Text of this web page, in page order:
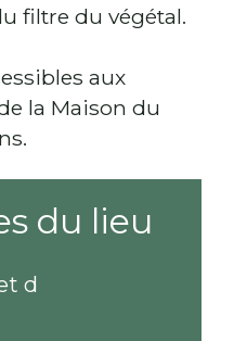
filtre du végétal.
aux
la Maison du
du lieu
d